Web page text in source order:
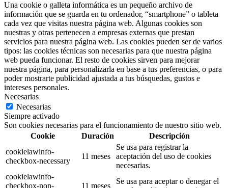
Una cookie o galleta informática es un pequeño archivo de
información que se guarda en tu ordenador, “smartphone” o tableta
cada vez que visitas nuestra página web. Algunas cookies son
nuestras y otras pertenecen a empresas externas que prestan
servicios para nuestra página web. Las cookies pueden ser de varios
tipos: las cookies técnicas son necesarias para que nuestra página
web pueda funcionar. El resto de cookies sirven para mejorar
nuestra página, para personalizarla en base a tus preferencias, o para
poder mostrarte publicidad ajustada a tus búsquedas, gustos e
intereses personales.
Necesarias
Necesarias
Siempre activado
Son cookies necesarias para el funcionamiento de nuestro sitio web.
Cookie
Duración
Descripción
cookielawinfo-
checkbox-necessary
11 meses
Se usa para registrar la
aceptación del uso de cookies
necesarias.
cookielawinfo-
checkbox-non-
11 meses
Se usa para aceptar o denegar el